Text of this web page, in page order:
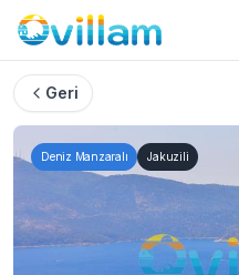
Geri
Deniz Manzaralı Jakuzili